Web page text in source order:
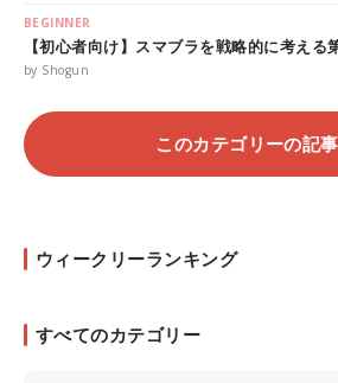
BEGINNER
【初心者向け】スマブラを戦略的に考える
by Shogun
このカテゴリーの記
ウィークリーランキング
すべてのカテゴリー